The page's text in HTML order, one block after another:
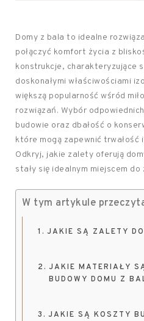
Domy z bala to idealne
połączyć komfort życia z
konstrukcje, charakteryzujące
doskonałymi właściwościami
większą popularność wśród
rozwiązań. Wybór
budowie oraz dbałość o
które mogą zapewnić
Odkryj, jakie zalety oferują
stały się idealnym miejscem
W tym artykule
JAKIE SĄ ZALETY
JAKIE MATERIAŁY
BUDOWY DOMU Z
JAKIE SĄ KOSZTY